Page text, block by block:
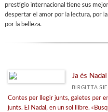
Guardianes de los sueños
Adults gràfica
Libros cartón
Álbumes Ilustrados
Locomotora
prestigio internacional tiene sus
despertar el amor por la lectura, por
por la belleza.
Ja és Nadal
BIRGITTA
Contes per llegir junts, galetes per
junts. El Nadal, en un sol llibre.